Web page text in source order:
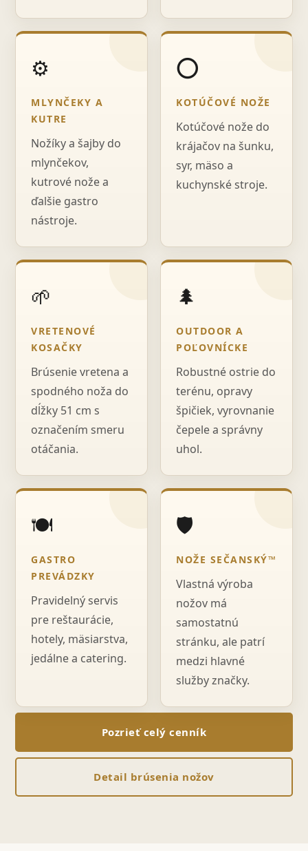
⚙️
MLYNČEKY A
KUTRE
Nožíky a šajby do
mlynčekov,
kutrové nože a
ďalšie gastro
nástroje.
⭕
KOTÚČOVÉ NOŽE
Kotúčové nože do
krájačov na šunku,
syr, mäso a
kuchynské stroje.
🌱
VRETENOVÉ
KOSAČKY
Brúsenie vretena a
spodného noža do
dĺžky 51 cm s
označením smeru
otáčania.
🌲
OUTDOOR A
POĽOVNÍCKE
Robustné ostrie do
terénu, opravy
špičiek, vyrovnanie
čepele a správny
uhol.
🍽️
GASTRO
PREVÁDZKY
Pravidelný servis
pre reštaurácie,
hotely, mäsiarstva,
jedálne a catering.
🛡️
NOŽE SEČANSKÝ™
Vlastná výroba
nožov má
samostatnú
stránku, ale patrí
medzi hlavné
služby značky.
Pozrieť celý cenník
Detail brúsenia nožov